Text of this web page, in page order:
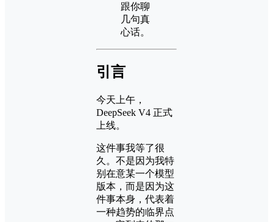
跟你聊
几句真
心话。
引言
今天上午，
DeepSeek V4 正式
上线。
这件事我等了很
久。不是因为我特
别在意某一个模型
版本，而是因为这
件事本身，代表着
一种趋势的临界点